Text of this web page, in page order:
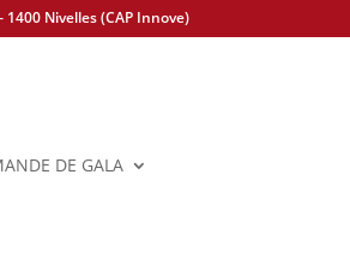
1400 Nivelles (CAP Innove)
DE GALA